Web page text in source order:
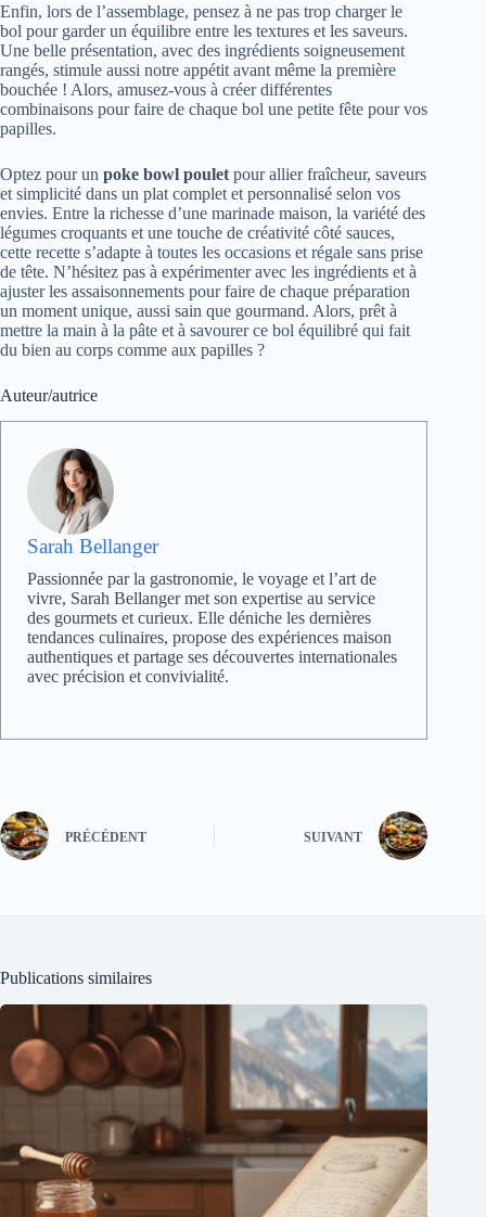
Enfin, lors de l’assemblage, pensez à ne pas trop charger le
bol pour garder un équilibre entre les textures et les saveurs.
Une belle présentation, avec des ingrédients soigneusement
rangés, stimule aussi notre appétit avant même la première
bouchée ! Alors, amusez-vous à créer différentes
combinaisons pour faire de chaque bol une petite fête pour vos
papilles.
Optez pour un poke bowl poulet pour allier fraîcheur, saveurs
et simplicité dans un plat complet et personnalisé selon vos
envies. Entre la richesse d’une marinade maison, la variété des
légumes croquants et une touche de créativité côté sauces,
cette recette s’adapte à toutes les occasions et régale sans prise
de tête. N’hésitez pas à expérimenter avec les ingrédients et à
ajuster les assaisonnements pour faire de chaque préparation
un moment unique, aussi sain que gourmand. Alors, prêt à
mettre la main à la pâte et à savourer ce bol équilibré qui fait
du bien au corps comme aux papilles ?
Auteur/autrice
Sarah Bellanger
Passionnée par la gastronomie, le voyage et l’art de
vivre, Sarah Bellanger met son expertise au service
des gourmets et curieux. Elle déniche les dernières
tendances culinaires, propose des expériences maison
authentiques et partage ses découvertes internationales
avec précision et convivialité.
PRÉCÉDENT SUIVANT
Publications similaires